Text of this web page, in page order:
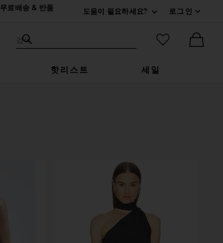
무료배송 & 반품
도움이 필요하세요?
로그인
검색하기
검색
즐겨찾기 아
핫리스트 세일